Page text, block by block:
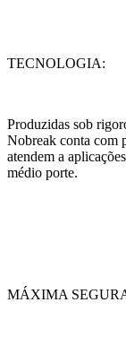
TECNOLOGIA:
Produzidas sob
Nobreak conta com
atendem a
médio porte.
MÁXIMA